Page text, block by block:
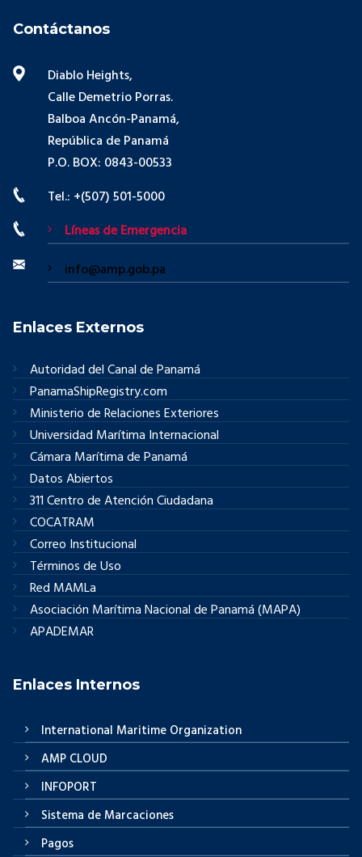
Contáctanos
Diablo Heights,
Calle Demetrio Porras.
Balboa Ancón-Panamá,
República de Panamá
P.O. BOX: 0843-00533
Tel.: +(507) 501-5000
Líneas de Emergencia
info@amp.gob.pa
Enlaces Externos
Autoridad del Canal de Panamá
PanamaShipRegistry.com
Ministerio de Relaciones Exteriores
Universidad Marítima Internacional
Cámara Marítima de Panamá
Datos Abiertos
311 Centro de Atención Ciudadana
COCATRAM
Correo Institucional
Términos de Uso
Red MAMLa
Asociación Marítima Nacional de Panamá (MAPA)
APADEMAR
Enlaces Internos
International Maritime Organization
AMP CLOUD
INFOPORT
Sistema de Marcaciones
Pagos